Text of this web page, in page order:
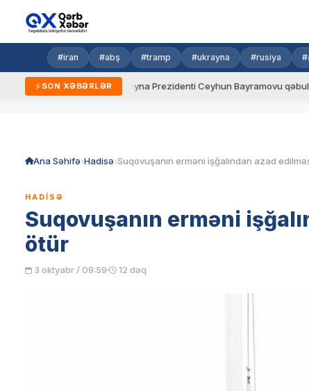
#iran #abş #tramp #ukrayna #rusiya
SON XƏBƏRLƏR
Ukrayna Prezidenti Ceyhun Bayramovu qəbul edib
Ana Səhifə Hadisə
HADISƏ
Suqovuşanın erməni
ötür
3 oktyabr / 09:59 12 dəq